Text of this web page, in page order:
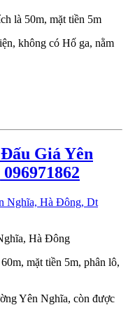
là 50m, mặt tiền 5m
không có Hố ga, nằm
Giá Yên
Hà Đông
mặt tiền 5m, phân lô,
Yên Nghĩa, còn được